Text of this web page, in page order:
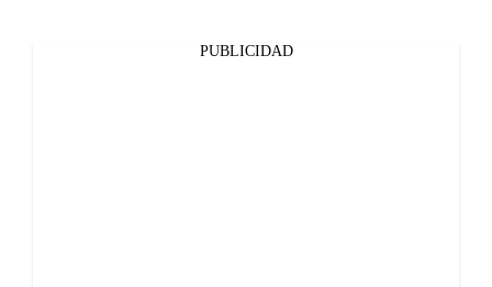
PUBLICIDAD